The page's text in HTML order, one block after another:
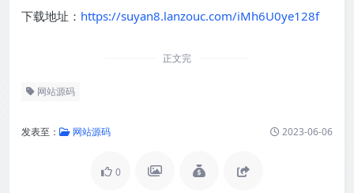
下载地址： https://suyan8.lanzouc.com/iMh6U0ye128f
正文完
网站源码
发表至： 网站源码 2023-06-06
0